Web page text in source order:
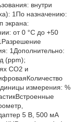
внутри
1По назначению:
экрана:
от 0 °C до +50
1Дополнительно:
(ppm);
CO2 и
измерения: %
5 В, 500 мА